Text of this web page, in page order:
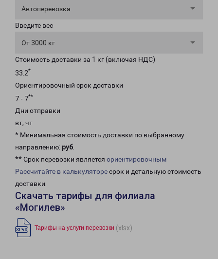
Автоперевозка
Введите вес
От 3000 кг
Стоимость доставки за 1 кг (включая НДС)
33.2*
Ориентировочный срок доставки
7 - 7**
Дни отправки
вт, чт
* Минимальная стоимость доставки по выбранному
направлению: руб.
** Срок перевозки является ориентировочным
Рассчитайте в калькуляторесрок и детальную стоимость
доставки.
Скачать тарифы для филиала
«Могилев»
Тарифы на услуги перевозки (xlsx)